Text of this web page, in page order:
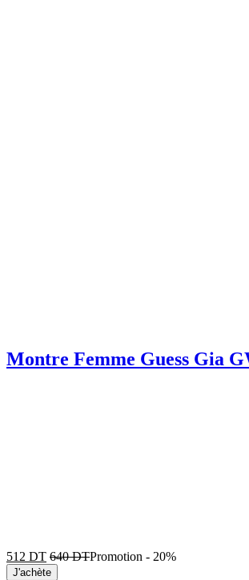
Montre Femme Guess Gia
512 DT 640DTPromotion - 20%
J'achète